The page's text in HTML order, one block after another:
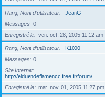
Rang, Nom d’utilisateur
JeanG
Messages
0
Enregistré le
ven. oct. 28, 2005 11:12 am
Rang, Nom d’utilisateur
K1000
Messages
0
Site Internet
http://elduendeflamenco.free.fr/forum/
Enregistré le
mar. nov. 01, 2005 11:27 pm